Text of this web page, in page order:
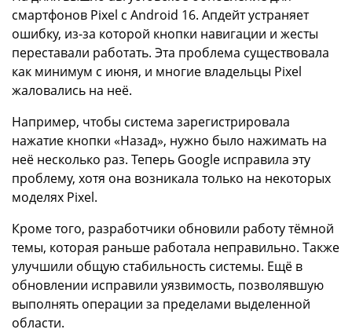
смартфонов Pixel с Android 16. Апдейт устраняет
ошибку, из-за которой кнопки навигации и жесты
переставали работать. Эта проблема существовала
как минимум с июня, и многие владельцы Pixel
жаловались на неё.
Например, чтобы система зарегистрировала
нажатие кнопки «Назад», нужно было нажимать на
неё несколько раз. Теперь Google исправила эту
проблему, хотя она возникала только на некоторых
моделях Pixel.
Кроме того, разработчики обновили работу тёмной
темы, которая раньше работала неправильно. Также
улучшили общую стабильность системы. Ещё в
обновлении исправили уязвимость, позволявшую
выполнять операции за пределами выделенной
области.